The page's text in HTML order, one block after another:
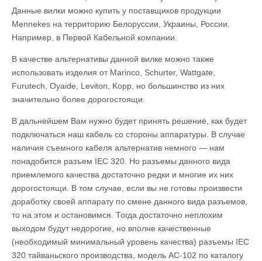
Данные вилки можно купить у поставщиков продукции
Mennekes на территорию Белоруссии, Украины, России.
Например, в Первой Кабельной компании.
В качестве альтернативы данной вилке можно также
использовать изделия от Marinco, Schurter, Wattgate,
Furutech, Oyaide, Leviton, Kopp, но большинство из них
значительно более дорогостоящи.
В дальнейшем Вам нужно будет принять решение, как будет
подключаться наш кабель со стороны аппаратуры. В случае
наличия съемного кабеля альтернатив немного — нам
понадобится разъем IEC 320. Но разъемы данного вида
приемлемого качества достаточно редки и многие их них
дорогостоящи. В том случае, если вы не готовы произвести
доработку своей аппарату по смене данного вида разъемов,
то на этом и остановимся. Тогда достаточно неплохим
выходом будут недорогие, но вполне качественные
(необходимый минимальный уровень качества) разъемы IEC
320 тайваньского производства, модель AC-102 по каталогу